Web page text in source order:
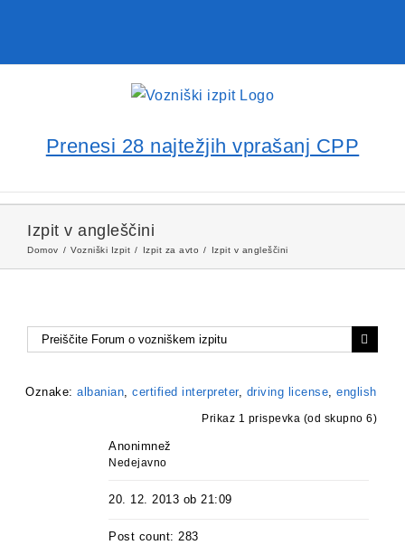
Prenesi 28 najtežjih vprašanj CPP
Izpit v angleščini
Domov Vozniški Izpit Izpit za avto Izpit v angleščini
Oznake: albanian, certified interpreter, driving license, english
Prikaz 1 prispevka (od skupno 6)
Anonimnež
Nedejavno
20. 12. 2013 ob 21:09
Post count: 283